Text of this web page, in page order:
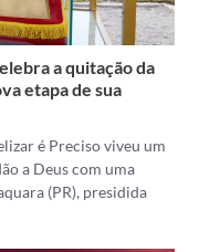
a quitação da
etapa de sua
é Preciso viveu um
a Deus com uma
(PR), presidida